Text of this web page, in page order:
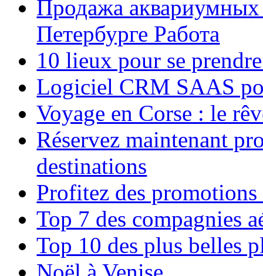
Продажа аквариумных
Петербурге Работа
10 lieux pour se
Logiciel CRM SAAS
Voyage en Corse : le
Réservez maintenant
destinations
Profitez des
Top 7 des compagnies
Top 10 des plus belles